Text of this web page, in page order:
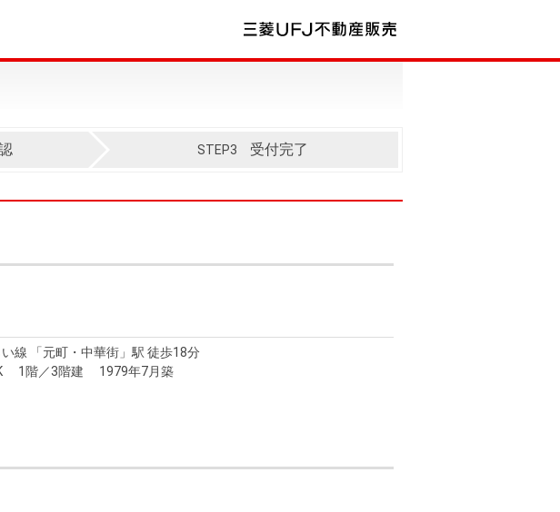
STEP3 受付完了
線 「元町・中華街」駅 徒歩18分
1階／3階建 1979年7月築